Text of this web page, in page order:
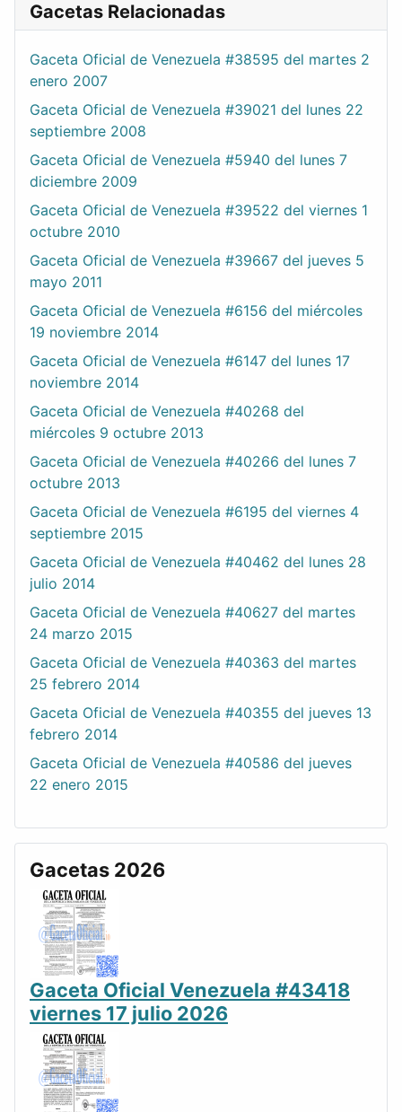
Gacetas Relacionadas
Gaceta Oficial de Venezuela #38595 del martes 2
enero 2007
Gaceta Oficial de Venezuela #39021 del lunes 22
septiembre 2008
Gaceta Oficial de Venezuela #5940 del lunes 7
diciembre 2009
Gaceta Oficial de Venezuela #39522 del viernes 1
octubre 2010
Gaceta Oficial de Venezuela #39667 del jueves 5
mayo 2011
Gaceta Oficial de Venezuela #6156 del miércoles
19 noviembre 2014
Gaceta Oficial de Venezuela #6147 del lunes 17
noviembre 2014
Gaceta Oficial de Venezuela #40268 del
miércoles 9 octubre 2013
Gaceta Oficial de Venezuela #40266 del lunes 7
octubre 2013
Gaceta Oficial de Venezuela #6195 del viernes 4
septiembre 2015
Gaceta Oficial de Venezuela #40462 del lunes 28
julio 2014
Gaceta Oficial de Venezuela #40627 del martes
24 marzo 2015
Gaceta Oficial de Venezuela #40363 del martes
25 febrero 2014
Gaceta Oficial de Venezuela #40355 del jueves 13
febrero 2014
Gaceta Oficial de Venezuela #40586 del jueves
22 enero 2015
Gacetas 2026
Gaceta Oficial Venezuela #43418
viernes 17 julio 2026